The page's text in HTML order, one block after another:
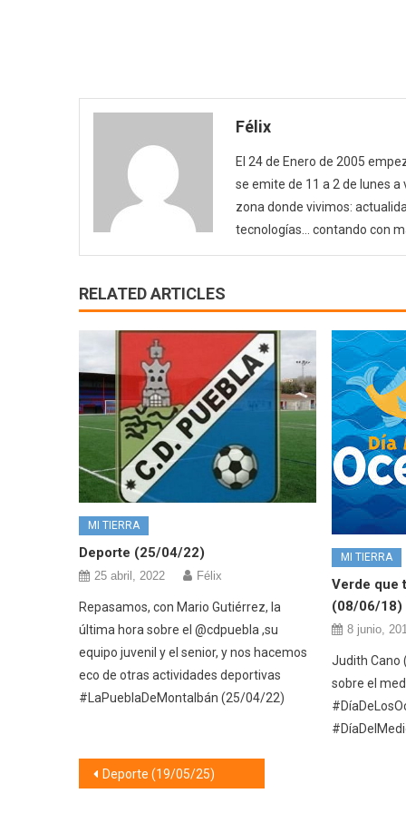
Félix
El 24 de Enero de 2005
se emite de 11 a 2 de lunes
zona donde vivimos:
tecnologías… contando con
RELATED ARTICLES
MI TIERRA
Deporte (25/04/22)
25 abril, 2022 Félix
Repasamos, con Mario Gutiérrez, la
última hora sobre el @cdpuebla ,su
equipo juvenil y el senior, y nos hacemos
eco de otras actividades deportivas
#LaPueblaDeMontalbán (25/04/22)
MI TIERRA
Verde que
(08/06/18)
8 junio,
Judith Cano
sobre el
Navegación
Deporte (19/05/25)